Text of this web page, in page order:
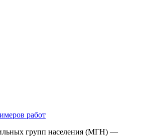
работ
групп населения (МГН) —